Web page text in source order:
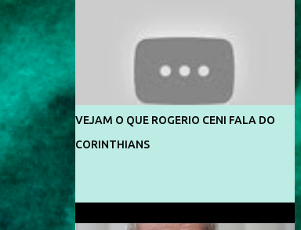
divulga capa e primeiras fotos de Lola
Melnick - @aredacao
VEJAM O QUE ROGERIO CENI FALA DO
CORINTHIANS